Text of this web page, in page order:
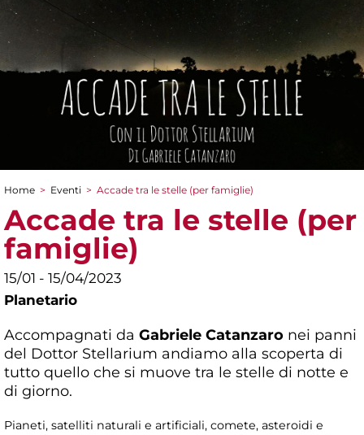
Tu sei qui
Home > Eventi > Accade tra le stelle (per famiglie)
Accade tra le stelle (per
famiglie)
15/01 - 15/04/2023
Planetario
Accompagnati da Gabriele Catanzaro nei panni
del Dottor Stellarium andiamo alla scoperta di
tutto quello che si muove tra le stelle di notte e
di giorno.
Pianeti, satelliti naturali e artificiali, comete, asteroidi e